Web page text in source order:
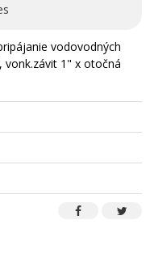
vodovodných
vonk.závit 1" x otočná